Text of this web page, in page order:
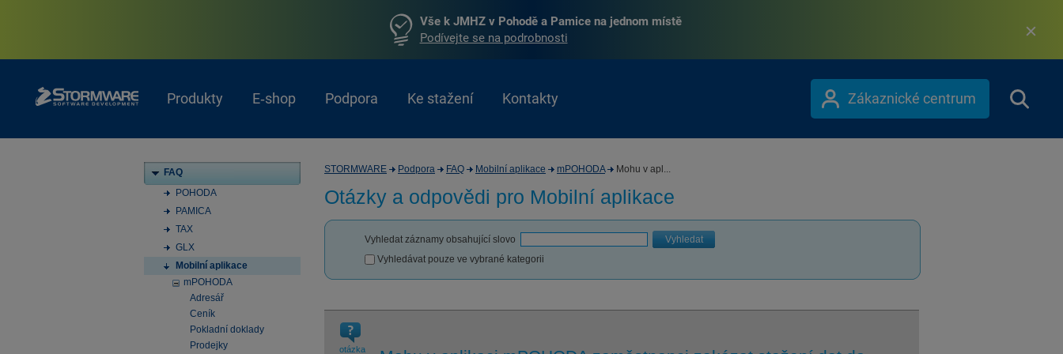
Vše k JMHZ v Pohodě a Pamice na jednom místě
Podívejte se na podrobnosti
Produkty E‑shop Podpora Ke stažení Kontakty Zákaznické centrum
FAQ
POHODA
PAMICA
TAX
GLX
Mobilní aplikace
mPOHODA
Adresář
Ceník
Pokladní doklady
Prodejky
STORMWARE Podpora FAQ Mobilní aplikace mPOHODA Mohu v apl...
Otázky a odpovědi pro Mobilní aplikace
Vyhledat záznamy obsahující slovo
Vyhledat
Vyhledávat pouze ve vybrané kategorii
otázka